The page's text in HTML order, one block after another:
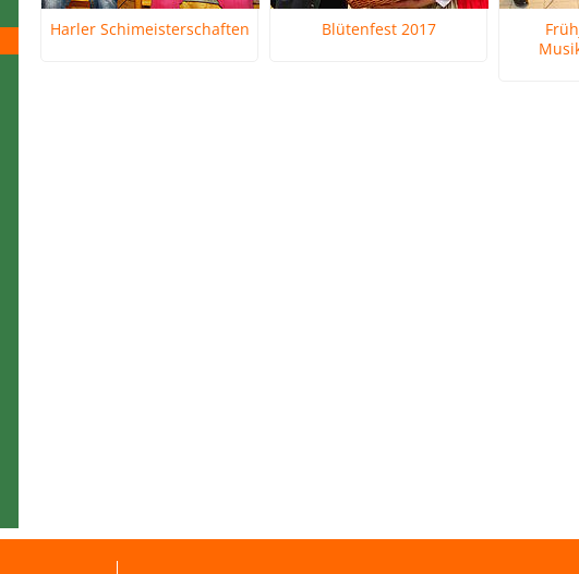
Harler Schimeisterschaften Blütenfest 2017